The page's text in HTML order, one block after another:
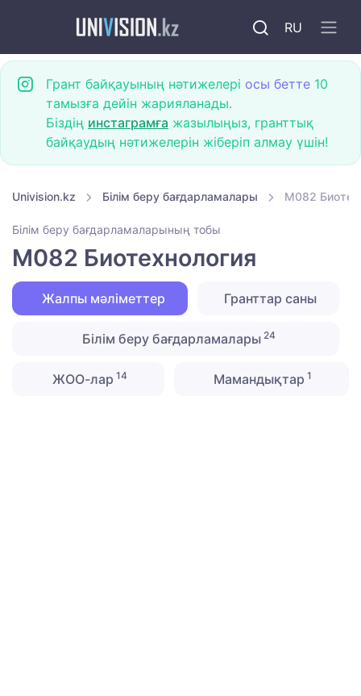
RU
Грант байқауының нәтижелері осы бетте 10
тамызға дейін жарияланады.
Біздің инстаграмға жазылыңыз, гранттық
байқаудың нәтижелерін жіберіп алмау үшін!
Univision.kz Білім беру бағдарламалары M082
Білім беру бағдарламаларының тобы
M082 Биотехнология
Жалпы мәліметтер Гранттар саны
Білім беру бағдарламалары 24
ЖОО-лар 14 Мамандықтар 1